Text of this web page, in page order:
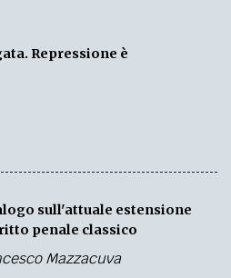
Repressione è
sull'attuale estensione
penale classico
Mazzacuva